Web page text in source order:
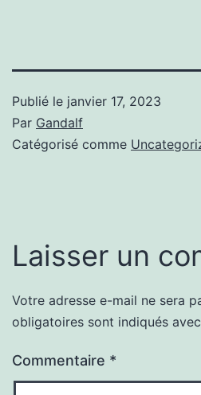
Publié le janvier 17, 2023
Par Gandalf
Catégorisé comme
Laisser un
Votre adresse e-mail ne sera
obligatoires sont indiqués avec
Commentaire *